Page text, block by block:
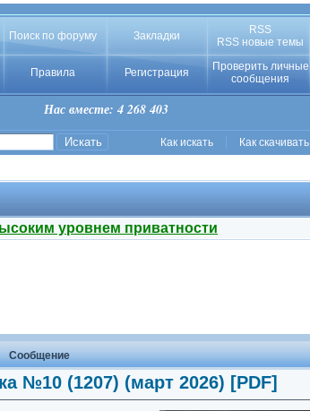
Поиск по форуму Закладки
RSS
RSS новые темы
Правила Регистрация
Проверить личные
сообщения
Нас вместе: 4 268 403
Как искать Как скачивать
уровнем приватности
Сообщение
№10 (1207) (март 2026) [PDF]